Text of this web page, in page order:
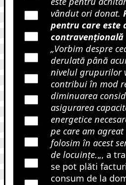
vândut ori donat.
pentru care este
contravențională
„Vorbim despre
derulată până
nivelul grupurilor
contribui în mod
diminuarea
asigurarea
energetice
pe care am
folosim în acest
de locuințe.„, a
se pot plăti
consum de la